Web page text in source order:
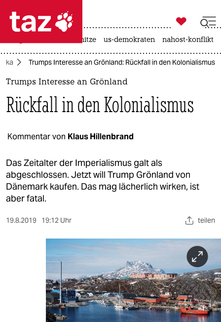
 taz zahl ich
taz zahl ich
themen
politik
öko
gesellschaft
kultur
sport
berlin
wahrheit

taz zahl ich
hitze us-demokraten nahost-konflikt
Trumps Interesse an Grönland: Rückfall in den Kolonialismus
Trumps Interesse an Grönland
Rückfall in den Kolonialismus
Kommentar von Klaus Hillenbrand
Das Zeitalter der Imperialismus galt als
abgeschlossen. Jetzt will Trump Grönland von
Dänemark kaufen. Das mag lächerlich wirken, ist
aber fatal.
19.8.2019 19:12 Uhr teilen